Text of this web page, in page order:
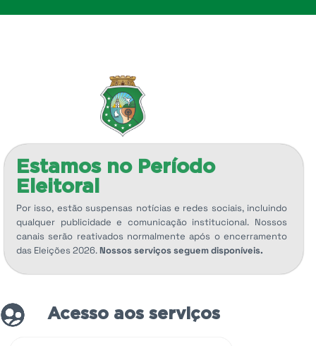
Estamos no Período
Eleitoral
Por isso, estão suspensas notícias e redes sociais, incluindo
qualquer publicidade e comunicação institucional. Nossos
canais serão reativados normalmente após o encerramento
das Eleições 2026. Nossos serviços seguem disponíveis.
Acesso aos serviços